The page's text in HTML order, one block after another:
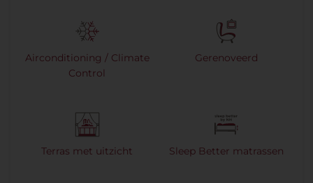
Airconditioning / Climate
Control
Gerenoveerd
Terras met uitzicht Sleep Better matrassen